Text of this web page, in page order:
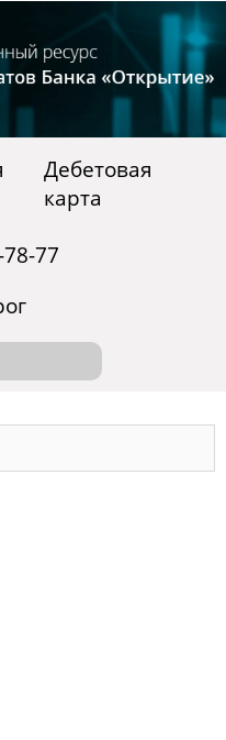
Дебетовая
карта
77